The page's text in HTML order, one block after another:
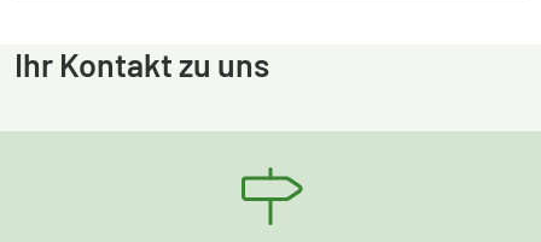
Ihr Kontakt zu uns